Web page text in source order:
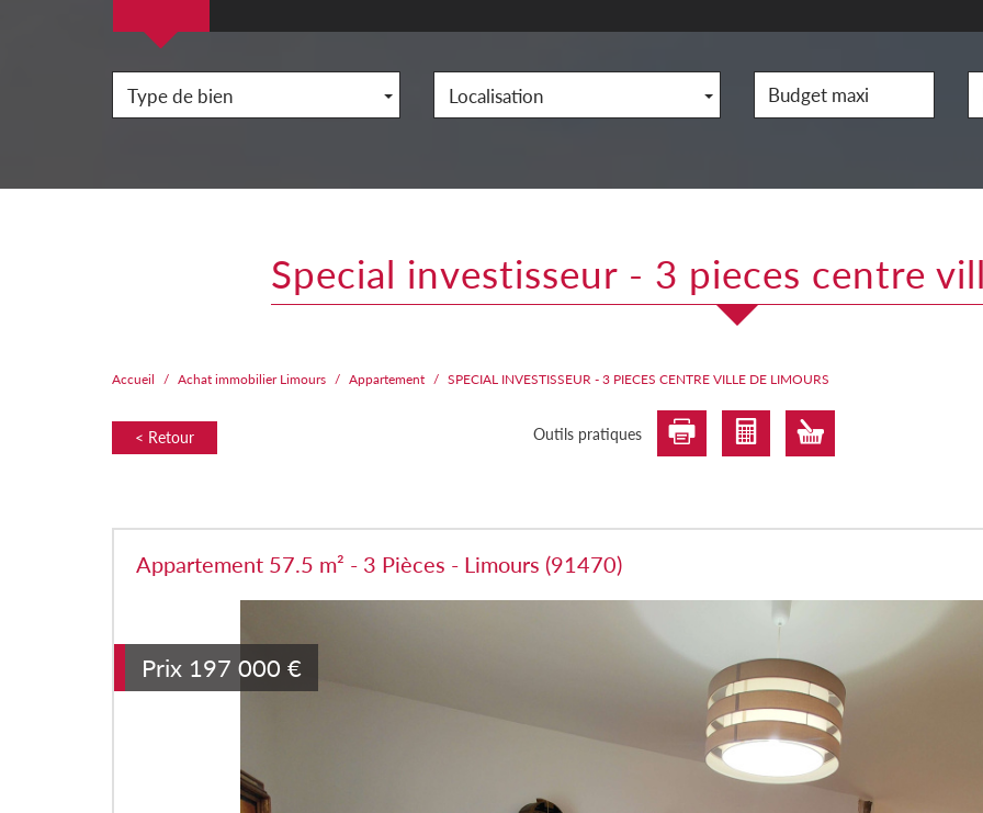
Type de bien Localisation
special investisseur - 3 pieces centre
Accueil Achat immobilier Limours Appartement SPECIAL INVESTISSEUR - 3 PIECES CENTRE VILLE DE LIMOURS
< Retour Outils pratiques
Appartement 57.5 m² - 3 Pièces - Limours (91470)
Prix 197 000 €